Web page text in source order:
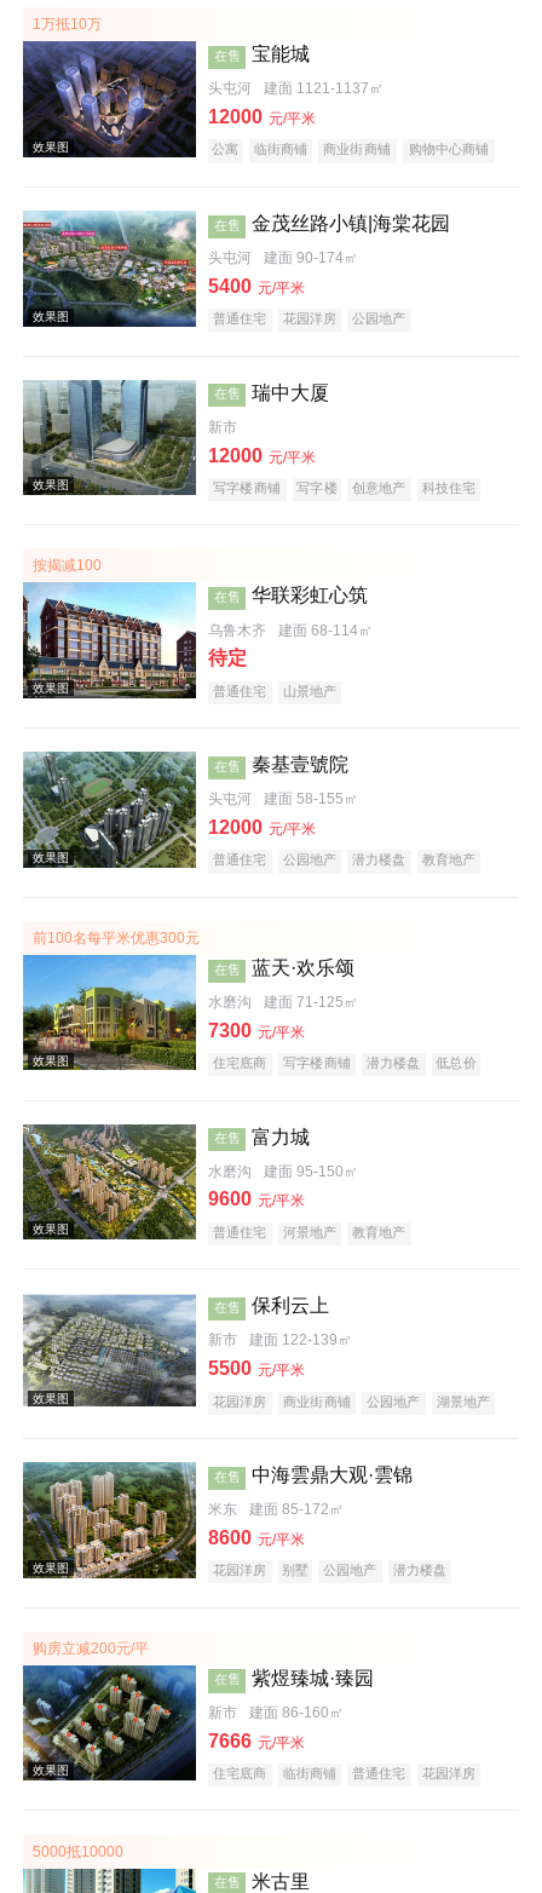
效果图
1万抵10万
效果图
在售 宝能城
头屯河 建面 1121-1137㎡
12000 元/平米
公寓 临街商铺 商业街商铺
购物中心商铺
效果图
在售 金茂丝路小镇|海棠花园
头屯河 建面 90-174㎡
5400 元/平米
普通住宅 花园洋房 公园地产
效果图
在售 瑞中大厦
新市
12000 元/平米
写字楼商铺 写字楼 创意地产
科技住宅
按揭减100
在售 华联彩虹心筑
乌鲁木齐 建面 68-114㎡
待定
普通住宅 山景地产
效果图
在售 秦基壹號院
头屯河 建面 58-155㎡
12000 元/平米
普通住宅 公园地产 潜力楼盘 教育地产
前100名每平米优惠300元
效果图
在售 蓝天·欢乐颂
水磨沟 建面 71-125㎡
7300 元/平米
住宅底商 写字楼商铺 潜力楼盘
低总价
在售 富力城
水磨沟 建面 95-150㎡
9600 元/平米
普通住宅 河景地产 教育地产
在售 保利云上
新市 建面 122-139㎡
5500 元/平米
花园洋房 商业街商铺 公园地产 湖景地产
在售 中海雲鼎大观·雲锦
米东 建面 85-172㎡
8600 元/平米
花园洋房 别墅 公园地产
潜力楼盘
购房立减200元/平
在售 紫煜臻城·臻园
新市 建面 86-160㎡
7666 元/平米
住宅底商 临街商铺 普通住宅
花园洋房
5000抵10000
在售 米古里